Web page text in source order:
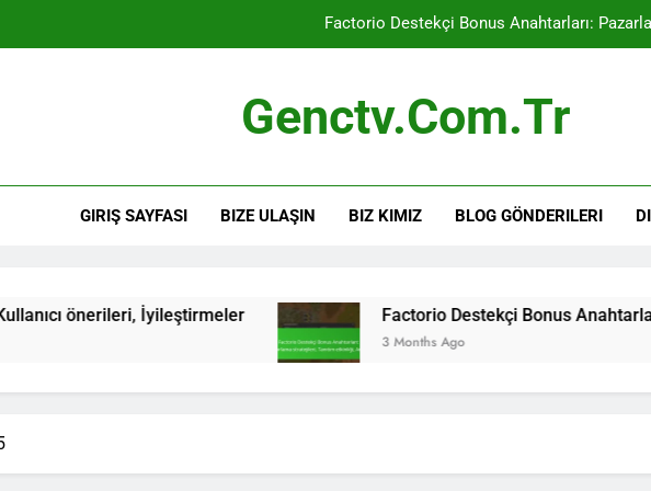
Factorio Destekçi Bonus Anahtarları:
Factorio Destekçi Bonus Anahtarları:
Factorio Destekçi Bonus Anahtarları:
Factorio Destekçi Bonus
Genctv.com.tr
GIRIŞ SAYFASI BIZE ULAŞIN BIZ KIMIZ BLOG GÖNDERILERI
İyileştirmeler Factorio Destekçi Bonus Anahtarları:
3 Months Ago